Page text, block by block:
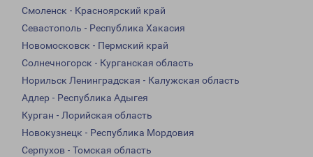
Смоленск - Красноярский край
Севастополь - Республика Хакасия
Новомосковск - Пермский край
Солнечногорск - Курганская область
Норильск Ленинградская - Калужская область
Адлер - Республика Адыгея
Курган - Лорийская область
Новокузнецк - Республика Мордовия
Серпухов - Томская область